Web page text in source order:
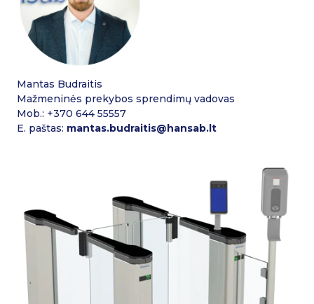
Mantas Budraitis
Mažmeninės prekybos sprendimų vadovas
Mob.: +370 644 55557
E. paštas: mantas.budraitis@hansab.lt